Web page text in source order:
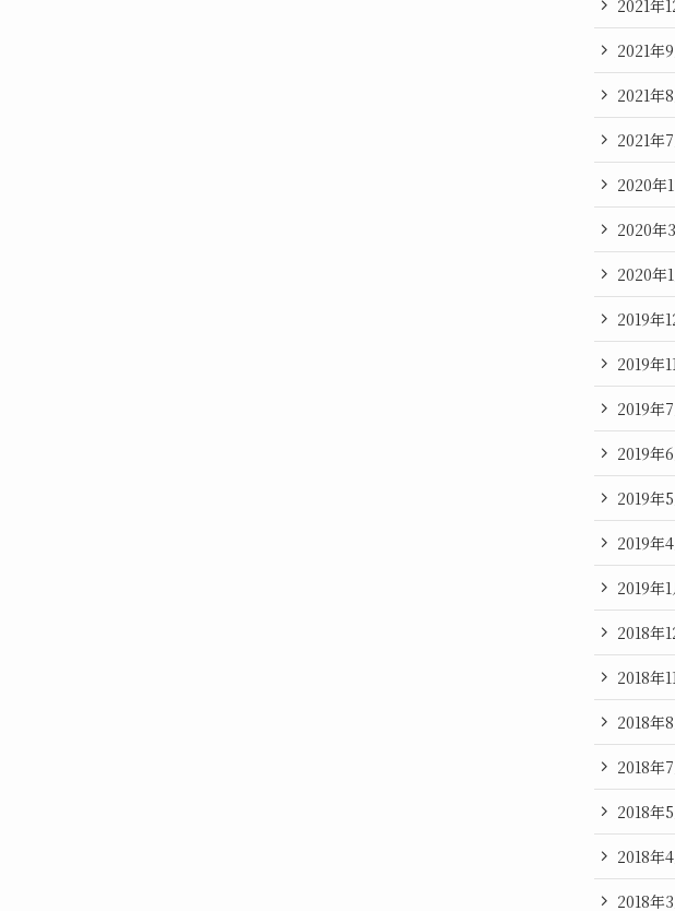
2021年
2021年
2021年
2021年
2020年
2020年
2020年
2019年
2019年
2019年
2019年
2019年
2019年
2019年1
2018年
2018年
2018年
2018年
2018年
2018年
2018年